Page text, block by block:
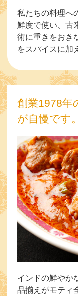
私たちの料理へ
鮮度で使い、古
術に重きをおき
をスパイスに加
創業1978年
が自慢です。
インドの鮮やか
品揃えがモティ